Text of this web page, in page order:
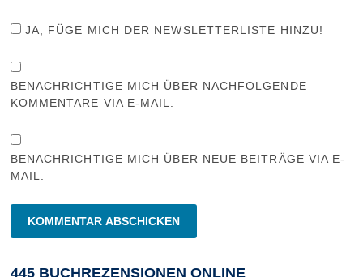
JA, FÜGE MICH DER NEWSLETTERLISTE HINZU!
BENACHRICHTIGE MICH ÜBER NACHFOLGENDE
KOMMENTARE VIA E-MAIL.
BENACHRICHTIGE MICH ÜBER NEUE BEITRÄGE VIA E-
MAIL.
445 BUCHREZENSIONEN ONLINE